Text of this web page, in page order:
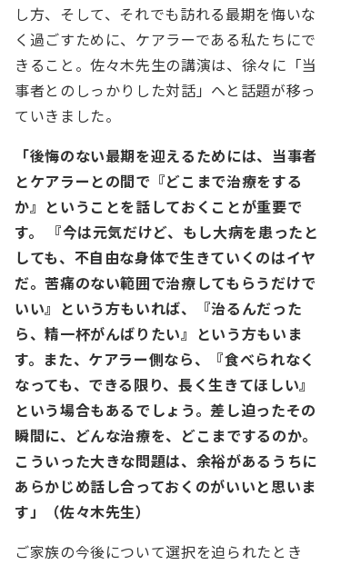
し方、そして、それでも訪れる最期を悔いな
く過ごすために、ケアラーである私たちにで
きること。佐々木先生の講演は、徐々に「当
事者とのしっかりした対話」へと話題が移っ
ていきました。
「後悔のない最期を迎えるためには、当事者
とケアラーとの間で『どこまで治療をする
か』ということを話しておくことが重要で
す。
『今は元気だけど、もし大病を患ったと
しても、不自由な身体で生きていくのはイヤ
だ。苦痛のない範囲で治療してもらうだけで
いい』という方もいれば、『治るんだった
ら、精一杯がんばりたい』という方もいま
す。また、ケアラー側なら、『食べられなく
なっても、できる限り、長く生きてほしい』
という場合もあるでしょう。差し迫ったその
瞬間に、どんな治療を、どこまでするのか。
こういった大きな問題は、余裕があるうちに
あらかじめ話し合っておくのがいいと思いま
す」（佐々木先生）
ご家族の今後について選択を迫られたとき